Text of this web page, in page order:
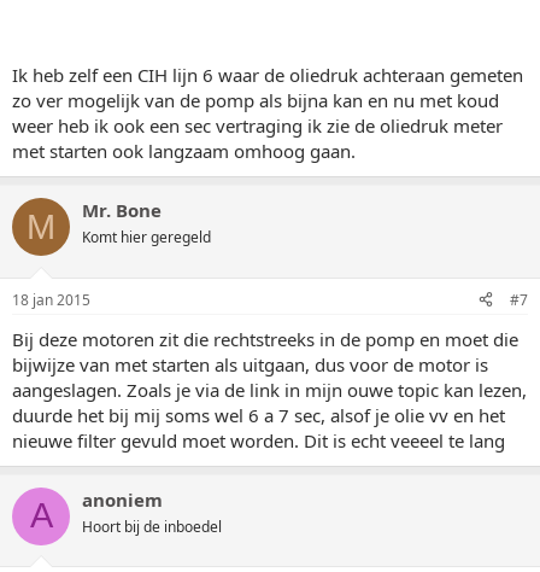
Ik heb zelf een CIH lijn 6 waar de oliedruk achteraan gemeten
zo ver mogelijk van de pomp als bijna kan en nu met koud
weer heb ik ook een sec vertraging ik zie de oliedruk meter
met starten ook langzaam omhoog gaan.
M Mr. Bone
Komt hier geregeld
18 jan 2015 #7
Bij deze motoren zit die rechtstreeks in de pomp en moet die
bijwijze van met starten als uitgaan, dus voor de motor is
aangeslagen. Zoals je via de link in mijn ouwe topic kan lezen,
duurde het bij mij soms wel 6 a 7 sec, alsof je olie vv en het
nieuwe filter gevuld moet worden. Dit is echt veeeel te lang
A anoniem
Hoort bij de inboedel